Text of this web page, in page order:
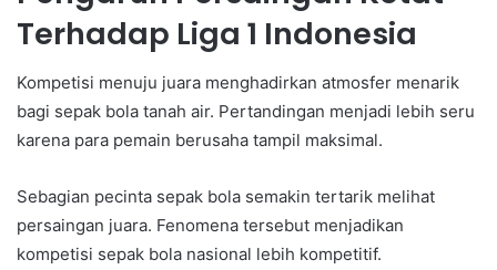
Terhadap Liga 1 Indonesia
Kompetisi menuju juara menghadirkan atmosfer menarik
bagi sepak bola tanah air. Pertandingan menjadi lebih seru
karena para pemain berusaha tampil maksimal.
Sebagian pecinta sepak bola semakin tertarik melihat
persaingan juara. Fenomena tersebut menjadikan
kompetisi sepak bola nasional lebih kompetitif.